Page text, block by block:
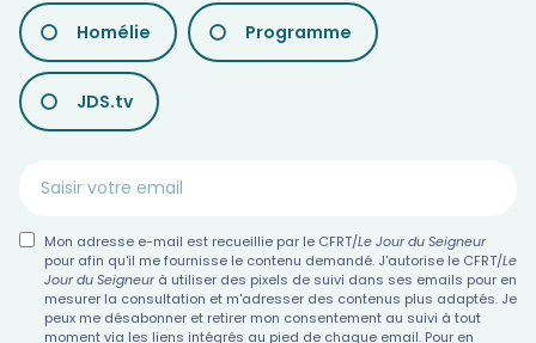
LES
DIFFÉRENTES
NEWSLETTERS
Homélie Programme
JDS.tv
Mon adresse e-mail est recueillie par le CFRT/Le Jour du Seigneur
pour afin qu'il me fournisse le contenu demandé. J'autorise le CFRT/Le
Jour du Seigneurà utiliser des pixels de suivi dans ses emails pour en
mesurer la consultation et m'adresser des contenus plus adaptés. Je
peux me désabonner et retirer mon consentement au suivi à tout
moment via les liens intégrés au pied de chaque email. Pour en